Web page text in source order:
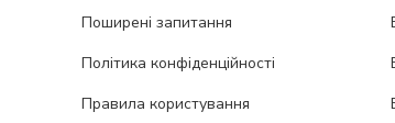
Поширені запитання
Політика конфіденційності
Правила користування